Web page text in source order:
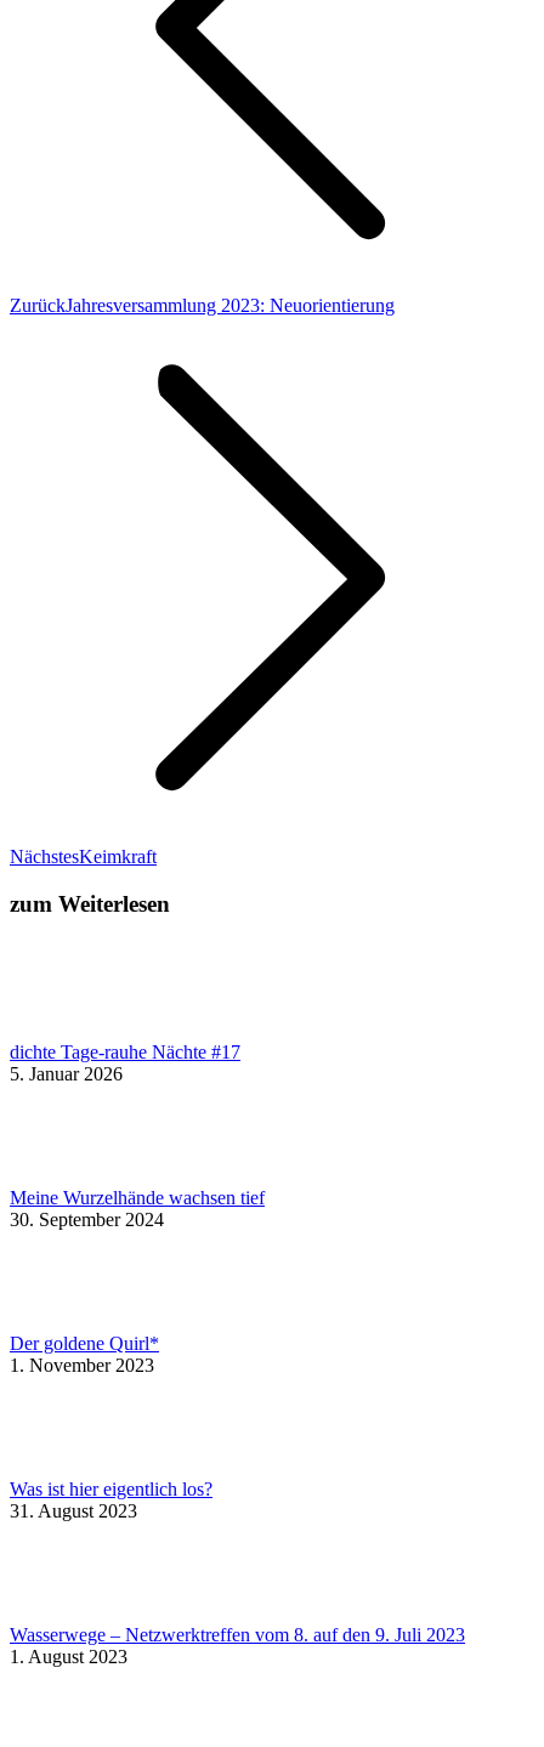
ZurückVorheriger
Jahresversammlung 2023: Neuorientierung
NächstesNächster
Keimkraft
zum Weiterlesen
dichte Tage-rauhe Nächte #17
5. Januar 2026
Meine Wurzelhände wachsen tief
30. September 2024
Der goldene Quirl*
1. November 2023
Was ist hier eigentlich los?
31. August 2023
Wasserwege – Netzwerktreffen vom 8. auf den 9. Juli 2023
1. August 2023